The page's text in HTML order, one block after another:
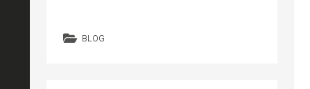
BLOG